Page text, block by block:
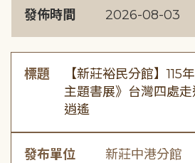
發佈時間 2026-08-03
標題
【新莊裕民分館】115
主題書展》台灣四處
逍遙
發布單位 新莊中港分館